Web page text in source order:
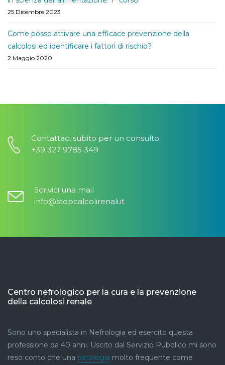
25 Dicembre 2023
Come posso attivare una efficace prevenzione della
calcolosi ed identificare i fattori di rischio?
2 Maggio 2020
Contattaci subito per un consulto
+39 327 9785 349
Scrivici una mail
info@stopcalcolirenali.it
Centro nefrologico per la cura e la prevenzione
della calcolosi renale
Sono uno specialista in Nefrologia ed esercito questa
professione da 40 anni. Uscito dal Servizio Pubblico mi sono
reso conto che una patologia molto frequente come